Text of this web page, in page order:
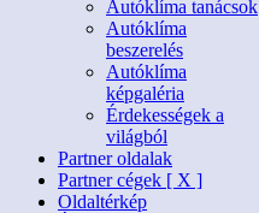
Autóklíma tanácsok
Autóklíma
beszerelés
Autóklíma
képgaléria
Érdekességek a
világból
Partner oldalak
Partner cégek [ X ]
Oldaltérkép